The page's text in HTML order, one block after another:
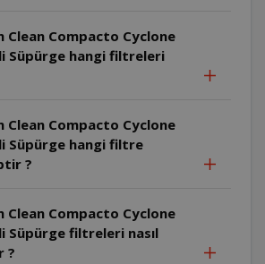
Clean Compacto Cyclone
Süpürge hangi filtreleri
Clean Compacto Cyclone
Süpürge hangi filtre
?
Clean Compacto Cyclone
Süpürge filtreleri nasıl
?